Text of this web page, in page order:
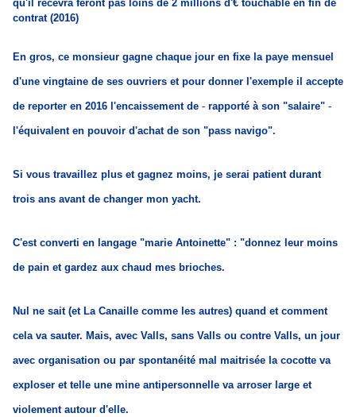
qu'il recevra feront pas loins de 2 millions d'€ touchable en fin de
contrat (2016)
En gros, ce monsieur gagne chaque jour en fixe la paye mensuel
d'une vingtaine de ses ouvriers et pour donner l'exemple il accepte
de reporter en 2016 l'encaissement de - rapporté à son "salaire" -
l'équivalent en pouvoir d'achat de son "pass navigo".
Si vous travaillez plus et gagnez moins, je serai patient durant
trois ans avant de changer mon yacht.
C'est converti en langage "marie Antoinette" : "donnez leur moins
de pain et gardez aux chaud mes brioches.
Nul ne sait (et La Canaille comme les autres) quand et comment
cela va sauter. Mais, avec Valls, sans Valls ou contre Valls, un jour
avec organisation ou par spontanéité mal maitrisée la cocotte va
exploser et telle une mine antipersonnelle va arroser large et
violement autour d'elle.